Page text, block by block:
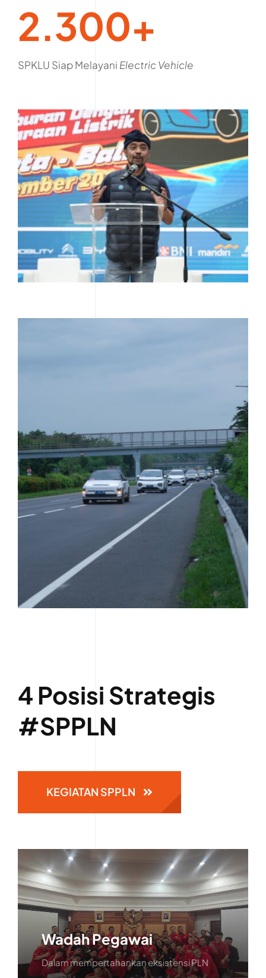
2.300+
SPKLU Siap Melayani Electric Vehicle
4 Posisi Strategis
#SPPLN
KEGIATAN SPPLN
Wadah Pegawai
Dalam mempertahankaneksistensi PLN